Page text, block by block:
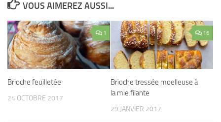
VOUS AIMEREZ AUSSI...
1
Brioche feuilletée
24 OCTOBRE 2017
16
Brioche tressée moelleuse à
la mie filante
29 JANVIER 2017